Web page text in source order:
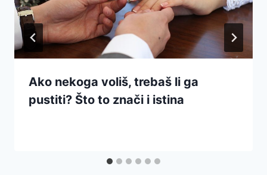
Ako nekoga voliš, trebaš li ga
pustiti? Što to znači i istina